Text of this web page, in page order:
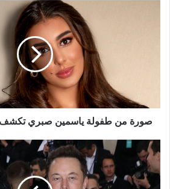
إلى
وجههاصورة من طفولة ياسمين صبري تكشف
المغنية
غرايمز
وإيلون
ماسك